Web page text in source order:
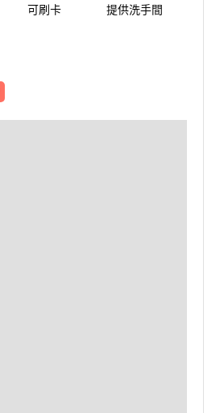
可刷卡 提供洗手間